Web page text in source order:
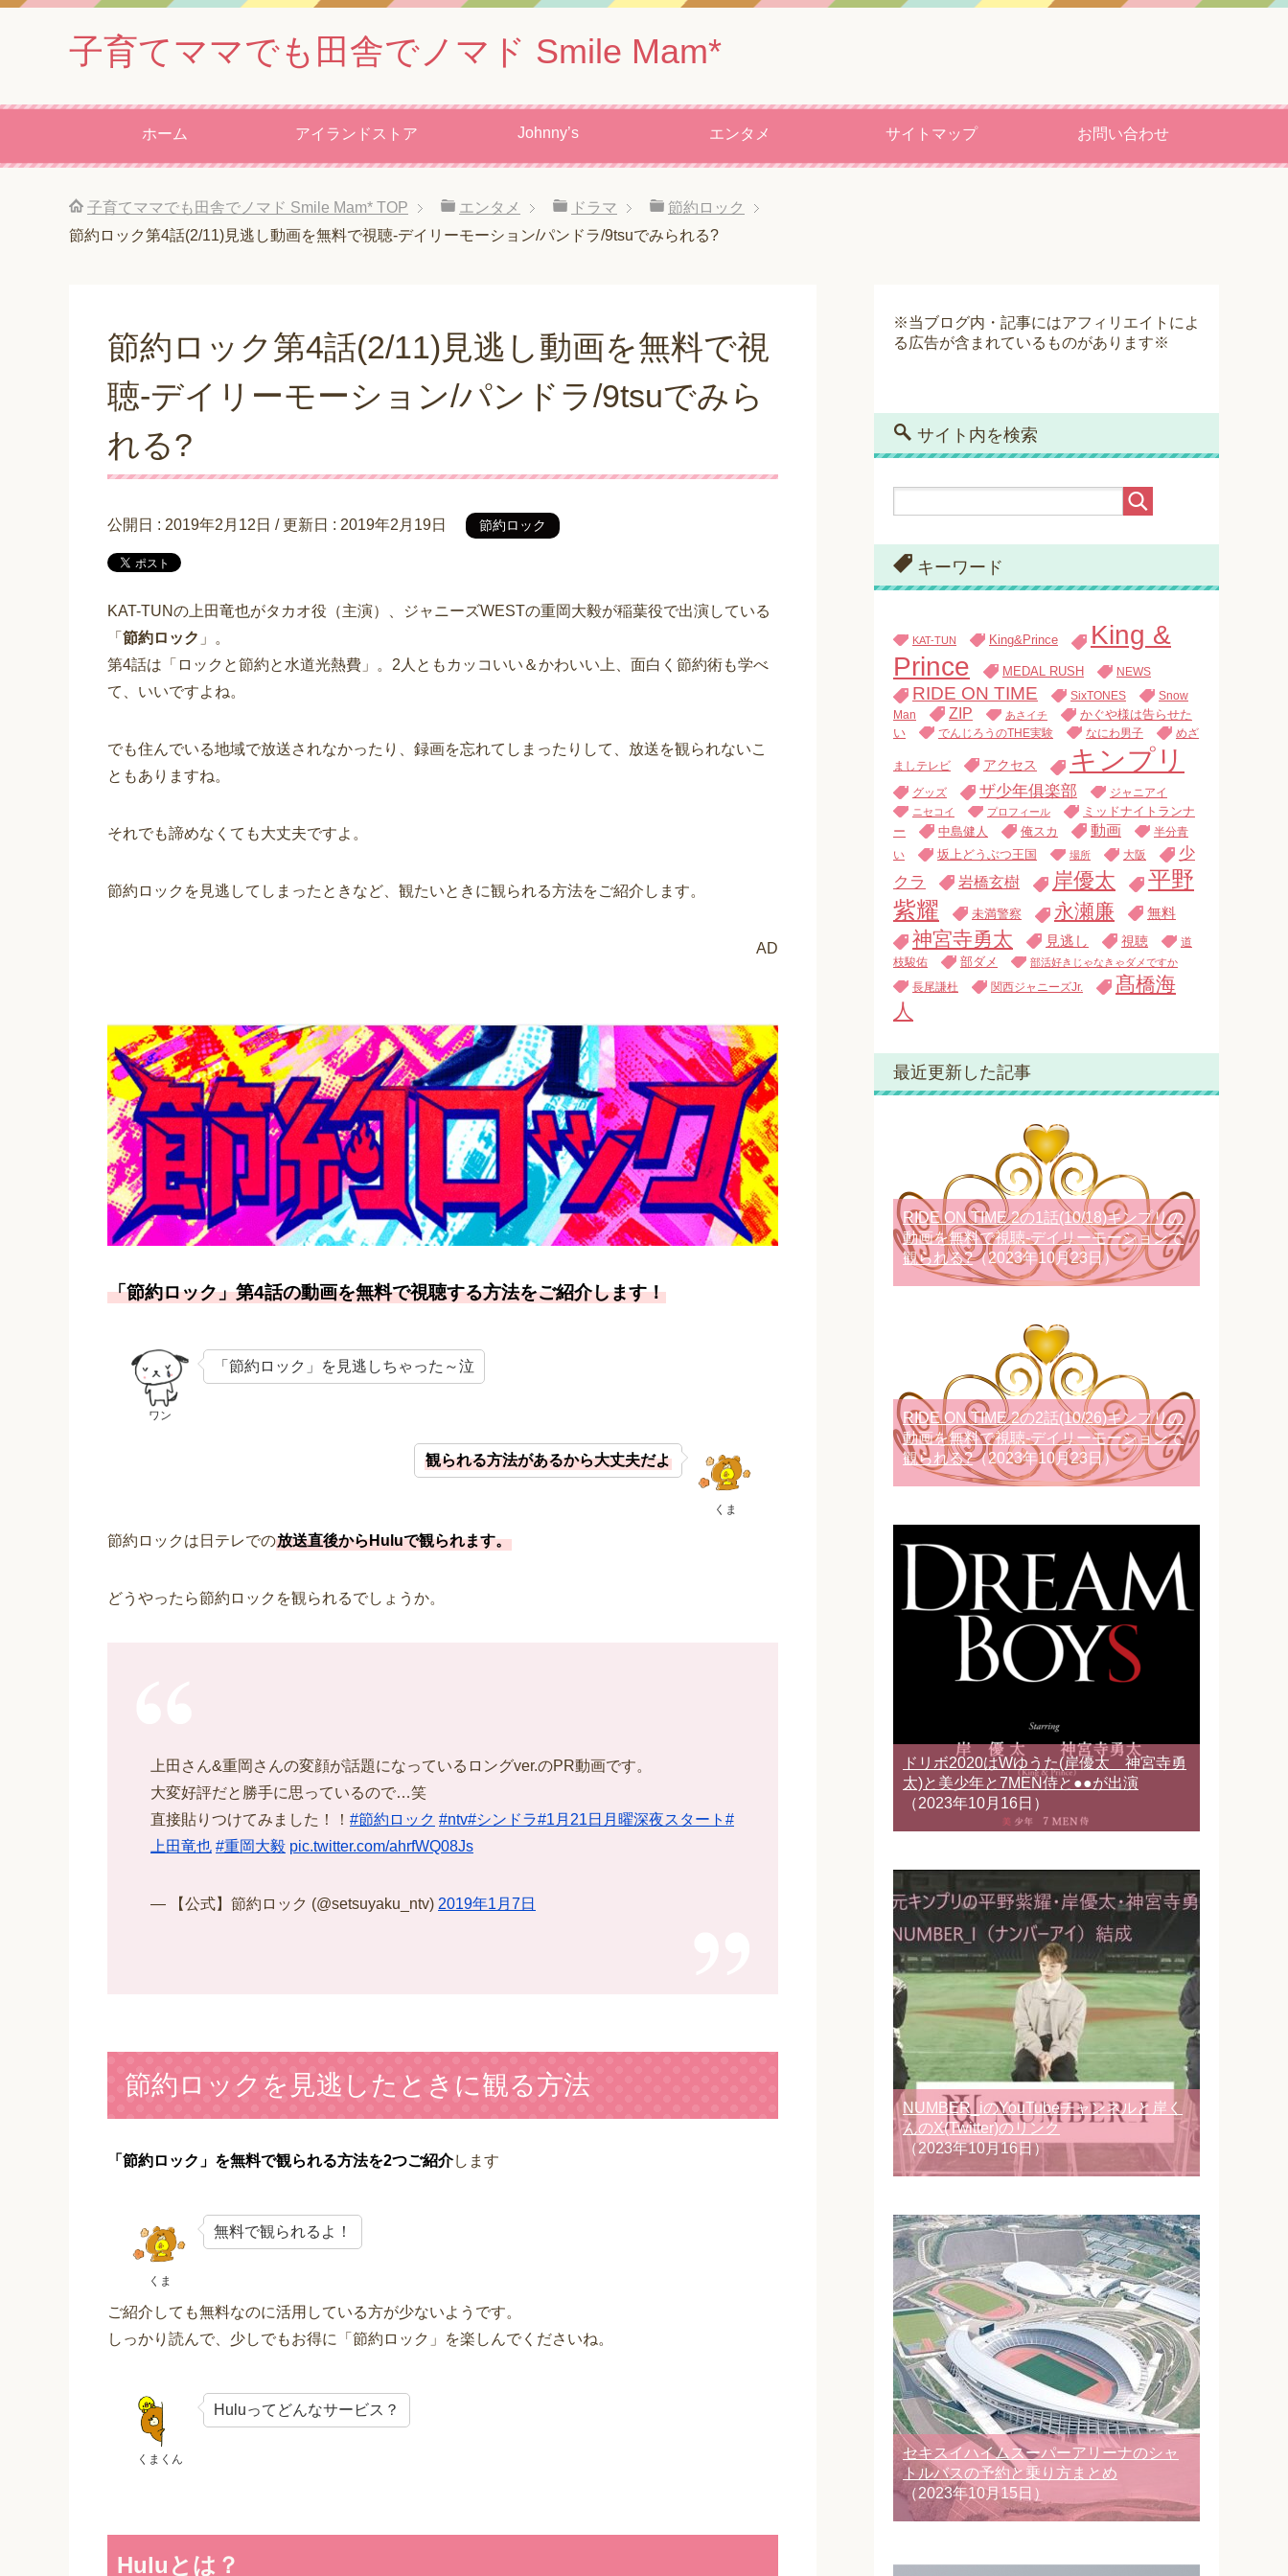
子育てママでも田舎でノマド Smile Mam*
ホーム アイランドストア Johnny’s エンタメ サイトマップ お問い合わせ
子育てママでも田舎でノマド Smile Mam* TOP エンタメ ドラマ
節約ロック
節約ロック第4話(2/11)見逃し動画を無料で視聴-デイリーモーション/パンドラ/9tsuでみられる?
節約ロック第4話(2/11)見逃し動画を無料で視
聴-デイリーモーション/パンドラ/9tsuでみら
れる?
公開日 : 2019年2月12日 / 更新日 : 2019年2月19日 節約ロック
KAT-TUNの上田竜也がタカオ役（主演）、ジャニーズWESTの重岡大毅が稲葉役で出演している
「 節約ロック 」。
第4話は「ロックと節約と水道光熱費」。2人ともカッコいい＆かわいい上、面白く節約術も学べ
て、いいですよね。
でも住んでいる地域で放送されなかったり、録画を忘れてしまったりして、放送を観られないこ
ともありますね。
それでも諦めなくても大丈夫ですよ。
節約ロックを見逃してしまったときなど、観たいときに観られる方法をご紹介します。
AD
「節約ロック」第4話の動画を無料で視聴する方法をご紹介します！
ワン
「節約ロック」を見逃しちゃった～泣
くま
観られる方法があるから大丈夫だよ
節約ロックは日テレでの放送直後からHuluで観られます。
どうやったら節約ロックを観られるでしょうか。
上田さん&重岡さんの変顔が話題になっているロングver.のPR動画です。
大変好評だと勝手に思っているので…笑
直接貼りつけてみました！！ #節約ロック #ntv#シンドラ#1月21日月曜深夜スタート #
上田竜也 #重岡大毅 pic.twitter.com/ahrfWQ08Js
— 【公式】節約ロック (@setsuyaku_ntv) 2019年1月7日
節約ロックを見逃したときに観る方法
「節約ロック」を無料で観られる方法を2つご紹介します
くま
無料で観られるよ！
ご紹介しても無料なのに活用している方が少ないようです。
しっかり読んで、少しでもお得に「節約ロック」を楽しんでくださいね。
くまくん
Huluってどんなサービス？
Huluとは？
※当ブログ内・記事にはアフィリエイトによ
る広告が含まれているものがあります※
サイト内を検索
キーワード
KAT-TUN King&Prince
King &
Prince
MEDAL RUSH NEWS
RIDE ON TIME SixTONES
Snow
Man
ZIP あさイチ
かぐや様は告らせた
い
でんじろうのTHE実験 なにわ男子 めざ
ましテレビ アクセス キンプリ
グッズ ザ少年俱楽部 ジャニアイ
ニセコイ プロフィール
ミッドナイトランナ
ー
中島健人 俺スカ 動画
半分青
い
坂上どうぶつ王国 場所 大阪
少
クラ
岩橋玄樹 岸優太
平野
紫耀
未満警察 永瀬廉 無料
神宮寺勇太 見逃し 視聴
道
枝駿佑
部ダメ 部活好きじゃなきゃダメですか
長尾謙杜 関西ジャニーズJr.
髙橋海
人
最近更新した記事
RIDE ON TIME 2の1話(10/18)キンプリの
動画を無料で視聴-デイリーモーションで
観られる?（2023年10月23日）
RIDE ON TIME 2の2話(10/26)キンプリの
動画を無料で視聴-デイリーモーションで
観られる?（2023年10月23日）
ドリボ2020はWゆうた(岸優太 神宮寺勇
太)と美少年と7MEN侍と●●が出演
（2023年10月16日）
NUMBER_iのYouTubeチャンネルと岸く
んのX(Twitter)のリンク
（2023年10月16日）
セキスイハイムスーパーアリーナのシャ
トルバスの予約と乗り方まとめ
（2023年10月15日）